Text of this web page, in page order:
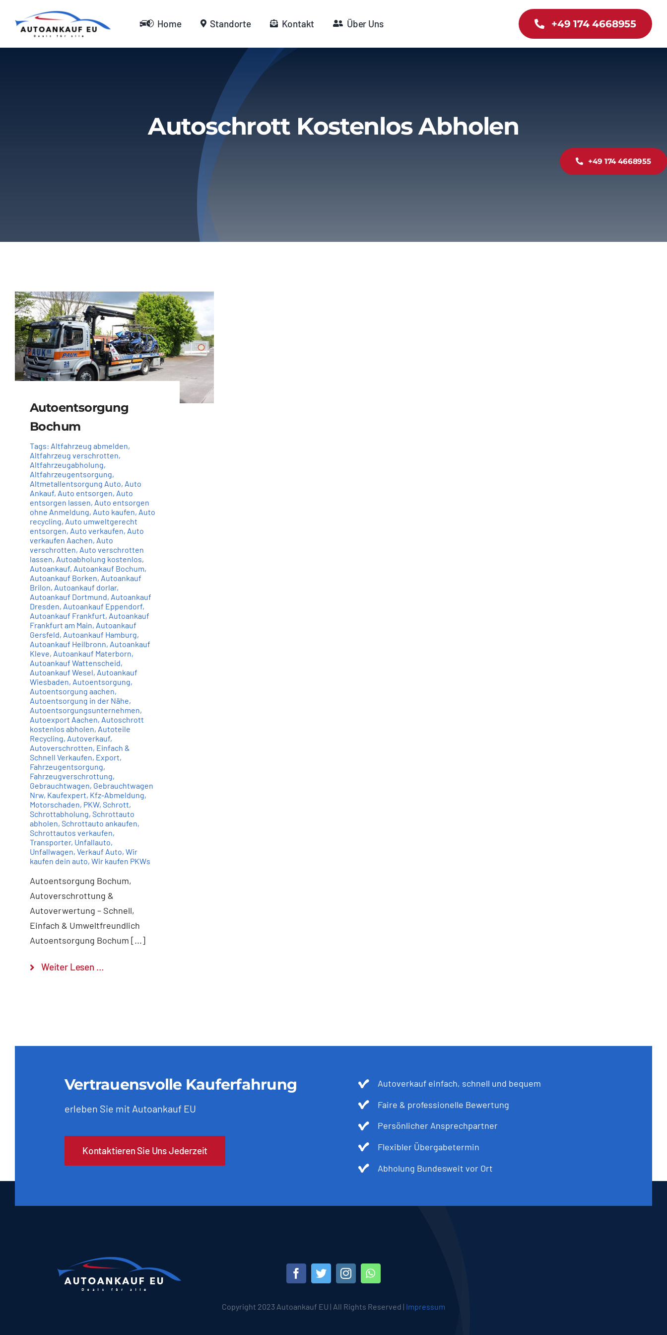
Inhalt
springen
Home Standorte Kontakt Über Uns +49 174 4668955
Autoschrott Kostenlos Abholen
+49 174 4668955
Autoentsorgung
Bochum
Tags: Altfahrzeug abmelden,
Altfahrzeug verschrotten,
Altfahrzeugabholung,
Altfahrzeugentsorgung,
Altmetallentsorgung Auto, Auto
Ankauf, Auto entsorgen, Auto
entsorgen lassen, Auto entsorgen
ohne Anmeldung, Auto kaufen, Auto
recycling, Auto umweltgerecht
entsorgen, Auto verkaufen, Auto
verkaufen Aachen, Auto
verschrotten, Auto verschrotten
lassen, Autoabholung kostenlos,
Autoankauf, Autoankauf Bochum,
Autoankauf Borken, Autoankauf
Brilon, Autoankauf dorlar,
Autoankauf Dortmund, Autoankauf
Dresden, Autoankauf Eppendorf,
Autoankauf Frankfurt, Autoankauf
Frankfurt am Main, Autoankauf
Gersfeld, Autoankauf Hamburg,
Autoankauf Heilbronn, Autoankauf
Kleve, Autoankauf Materborn,
Autoankauf Wattenscheid,
Autoankauf Wesel, Autoankauf
Wiesbaden, Autoentsorgung,
Autoentsorgung aachen,
Autoentsorgung in der Nähe,
Autoentsorgungsunternehmen,
Autoexport Aachen, Autoschrott
kostenlos abholen, Autoteile
Recycling, Autoverkauf,
Autoverschrotten, Einfach &
Schnell Verkaufen, Export,
Fahrzeugentsorgung,
Fahrzeugverschrottung,
Gebrauchtwagen, Gebrauchtwagen
Nrw, Kaufexpert, Kfz-Abmeldung,
Motorschaden, PKW, Schrott,
Schrottabholung, Schrottauto
abholen, Schrottauto ankaufen,
Schrottautos verkaufen,
Transporter, Unfallauto,
Unfallwagen, Verkauf Auto, Wir
kaufen dein auto, Wir kaufen PKWs
Autoentsorgung Bochum,
Autoverschrottung &
Autoverwertung – Schnell,
Einfach & Umweltfreundlich
Autoentsorgung Bochum [...]
Weiter Lesen …
Vertrauensvolle Kauferfahrung
erleben Sie mit Autoankauf EU
Kontaktieren Sie Uns Jederzeit
Autoverkauf einfach, schnell und bequem
Faire & professionelle Bewertung
Persönlicher Ansprechpartner
Flexibler Übergabetermin
Abholung Bundesweit vor Ort
Copyright 2023 Autoankauf EU | All Rights Reserved | Impressum